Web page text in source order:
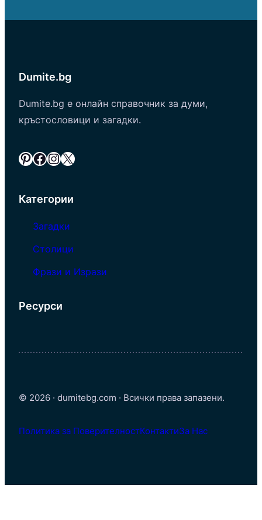
Dumite.bg
Dumite.bg е онлайн справочник за думи,
кръстословици и загадки.
Pinterest Facebook InstagramX
Категории
Загадки
Столици
Фрази и Изрази
Ресурси
© 2026 · dumitebg.com · Всички права запазени.
Политика за ПоверителностКонтактиЗа Нас